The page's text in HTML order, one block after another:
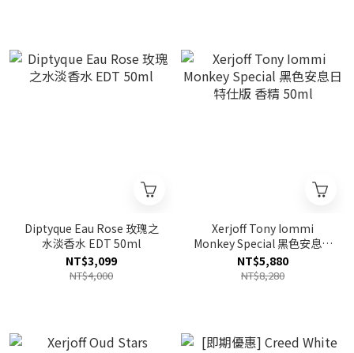
Diptyque Eau Rose 玫瑰之
水淡香水 EDT 50ml
NT$3,099
NT$4,000
Xerjoff Tony Iommi
Monkey Special 黑色安息日
特仕版 香精 50ml
NT$5,880
NT$8,280